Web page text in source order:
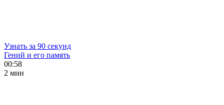
Узнать за 90 секунд
Гений и его память
00:58
2 мин